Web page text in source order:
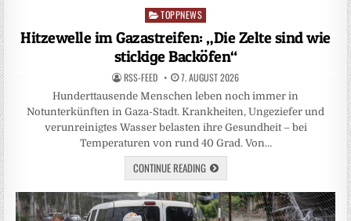
Posted
TOPPNEWS
Hitzewelle im Gazastreifen: „Die Zelte sind wie
stickige Backöfen“
RSS-FEED 7. AUGUST 2026
Hunderttausende Menschen leben noch immer in
Notunterkünften in Gaza-Stadt. Krankheiten, Ungeziefer und
verunreinigtes Wasser belasten ihre Gesundheit – bei
Temperaturen von rund 40 Grad. Von…
CONTINUE READING